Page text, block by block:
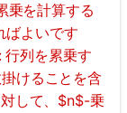
乗を計算する
ばよいです
列を累乗す
けることを含
して、$n$-乗